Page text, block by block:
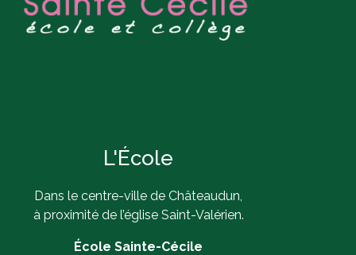
L'École
Dans le centre-ville de Châteaudun,
à proximité de l’église Saint-Valérien.
École Sainte-Cécile